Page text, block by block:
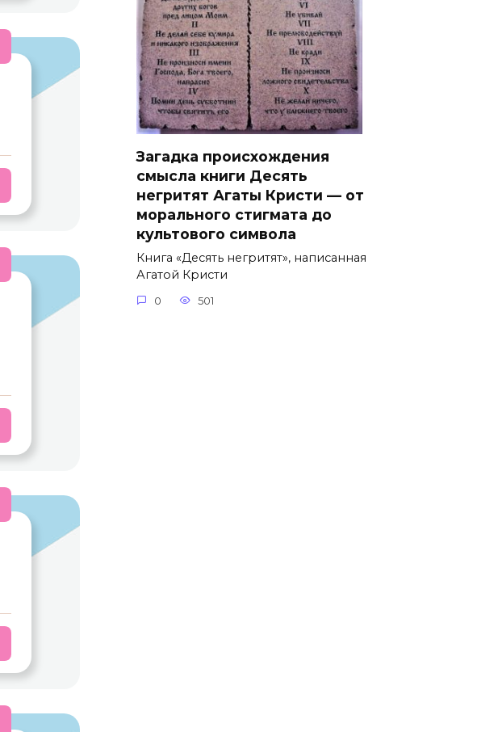
Загадка происхождения
смысла книги Десять
негритят Агаты Кристи — от
морального стигмата до
культового символа
Книга «Десять негритят», написанная
Агатой Кристи
0 501